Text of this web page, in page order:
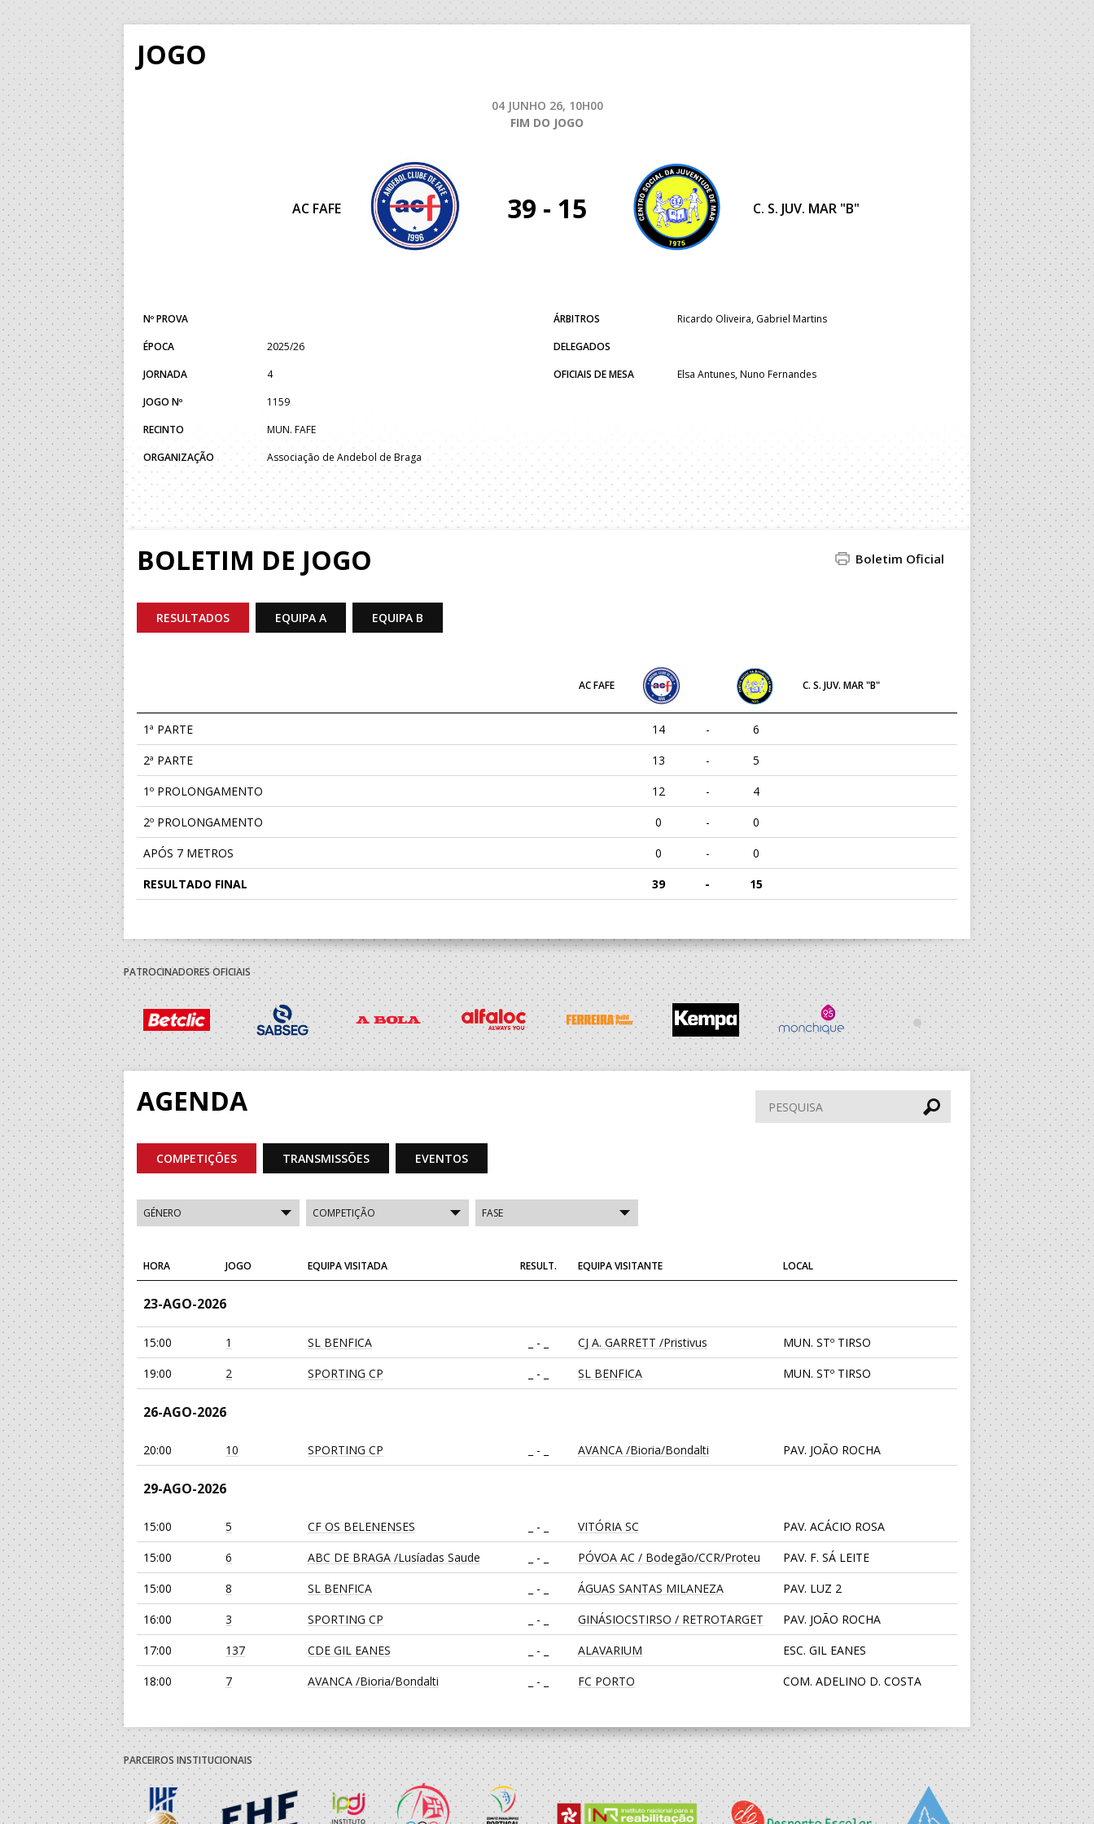
JOGO
04 JUNHO 26, 10H00
FIM DO JOGO
AC FAFE 39 - 15 C. S. JUV. MAR "B"
Nº PROVA
ÉPOCA
2025/26
JORNADA
4
JOGO Nº
1159
RECINTO
MUN. FAFE
ORGANIZAÇÃO
Associação de Andebol de Braga
ÁRBITROS
Ricardo Oliveira, Gabriel Martins
DELEGADOS
OFICIAIS DE MESA
Elsa Antunes, Nuno Fernandes
BOLETIM DE JOGO Boletim Oficial
RESULTADOS EQUIPA A EQUIPA B
AC FAFE C. S. JUV. MAR "B"
1ª PARTE 14 -
6
2ª PARTE
13 -
5
1º PROLONGAMENTO
12 -
4
2º PROLONGAMENTO
0 -
0
APÓS 7 METROS
0 -
0
RESULTADO FINAL
39 - 15
PATROCINADORES OFICIAIS
AGENDA Pesquisar
COMPETIÇÕES TRANSMISSÕES EVENTOS
HORA JOGO EQUIPA VISITADA RESULT. EQUIPA VISITANTE LOCAL
23-AGO-2026
15:00 1 SL BENFICA _ - _ CJ A. GARRETT /Pristivus
MUN. STº TIRSO
19:00
2 SPORTING CP _ - _ SL BENFICA MUN. STº TIRSO
26-AGO-2026
20:00 10 SPORTING CP _ - _ AVANCA /Bioria/Bondalti PAV. JOÃO ROCHA
29-AGO-2026
15:00 5 CF OS BELENENSES _ - _ VITÓRIA SC
PAV. ACÁCIO ROSA
15:00
6 ABC DE BRAGA /Lusíadas Saude _ - _ PÓVOA AC / Bodegão/CCR/Proteu
PAV. F. SÁ LEITE
15:00
8 SL BENFICA _ - _ ÁGUAS SANTAS MILANEZA
PAV. LUZ 2
16:00
3 SPORTING CP _ - _ GINÁSIOCSTIRSO / RETROTARGET
PAV. JOÃO ROCHA
17:00
137 CDE GIL EANES _ - _ ALAVARIUM
ESC. GIL EANES
18:00
7 AVANCA /Bioria/Bondalti _ - _ FC PORTO
COM. ADELINO D. COSTA
19:00 139 JUVE LIS _ - _ CALE
CENTRO DESPORTIVO JUVE
LIS
30-AGO-2026
PARCEIROS INSTITUCIONAIS